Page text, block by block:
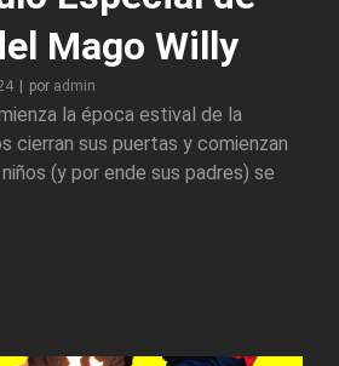
Mago Willy
por Byline
admin
la época estival de la
cierran sus puertas y comienzan
(y por ende sus padres) se